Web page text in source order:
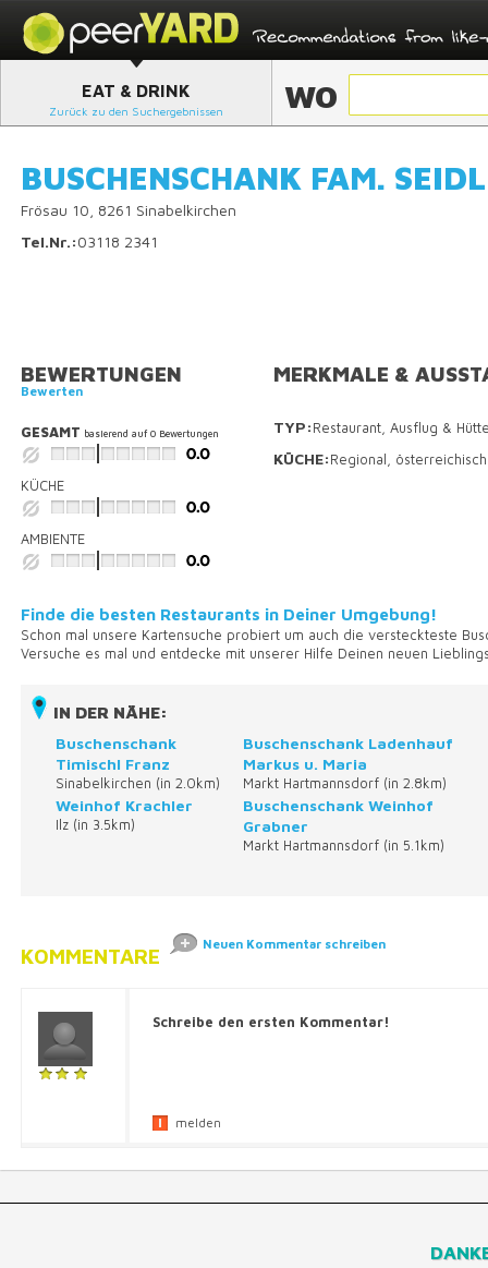
EAT & DRINK
Zurück zu den Suchergebnissen WO
BUSCHENSCHANK FAM. SEIDL
Frösau 10, 8261 Sinabelkirchen
Tel.Nr.:03118 2341
BEWERTUNGEN
Bewerten
GESAMT basierend auf 0 Bewertungen
KÜCHE
AMBIENTE
MERKMALE &
TYP: Restaurant, Ausflug &
KÜCHE: Regional, österreichisch
Finde die besten Restaurants in Deiner Umgebung!
Schon mal unsere Kartensuche probiert um auch die versteckteste
Versuche es mal und entdecke mit unserer Hilfe Deinen neuen
IN DER NÄHE:
Buschenschank
Timischl Franz
Sinabelkirchen (in 2.0km)
Buschenschank Ladenhauf
Markus u. Maria
Markt Hartmannsdorf (in 2.8km)
Weinhof Krachler
Ilz (in 3.5km)
Buschenschank Weinhof
Grabner
Markt Hartmannsdorf (in 5.1km)
KOMMENTARE Neuen Kommentar schreiben
Schreibe den ersten Kommentar!
melden